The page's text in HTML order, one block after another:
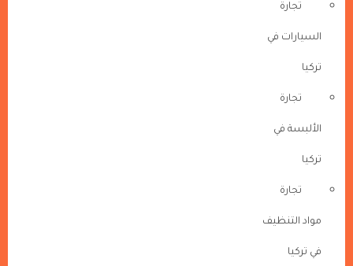
تجارة
السيارات في
تركيا
تجارة
الألبسة في
تركيا
تجارة
مواد التنظيف
في تركيا